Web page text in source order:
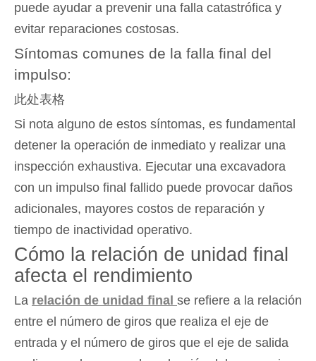
puede ayudar a prevenir una falla catastrófica y
evitar reparaciones costosas.
Síntomas comunes de la falla final del
impulso:
此处表格
Si nota alguno de estos síntomas, es fundamental
detener la operación de inmediato y realizar una
inspección exhaustiva. Ejecutar una excavadora
con un impulso final fallido puede provocar daños
adicionales, mayores costos de reparación y
tiempo de inactividad operativo.
Cómo la relación de unidad final
afecta el rendimiento
La relación de unidad final se refiere a la relación
entre el número de giros que realiza el eje de
entrada y el número de giros que el eje de salida